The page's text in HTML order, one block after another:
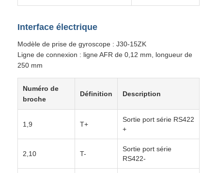
Interface électrique
Modèle de prise de gyroscope : J30-15ZK
Ligne de connexion : ligne AFR de 0,12 mm, longueur de
250 mm
Numéro de
broche
Définition Description
1,9 T+
Sortie port série RS422
+
2,10 T-
Sortie port série
RS422-